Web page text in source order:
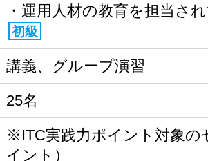
・運用人材の教育を担当さ
初級
講義、グループ演習
25名
※ITC実践力ポイント対象の
イント）